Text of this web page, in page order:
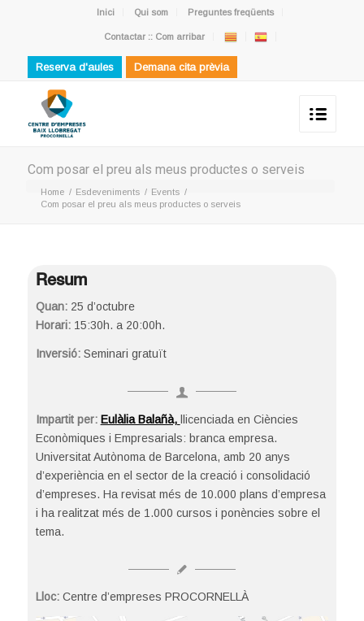
Inici Qui som Preguntes freqüents
Contactar :: Com arribar
Reserva d'aules Demana cita prèvia
Com posar el preu als meus productes o serveis
Home / Esdeveniments / Events /
Com posar el preu als meus productes o serveis
Resum
Quan:25 d’octubre
Horari:15:30h. a 20:00h.
Inversió: Seminari gratuït
Impartit per: Eulàlia Balañà, llicenciada en Ciències
Econòmiques i Empresarials: branca empresa.
Universitat Autònoma de Barcelona, amb 20 anys
d’experiència en el sector de la creació i consolidació
d’empreses. Ha revisat més de 10.000 plans d’empresa
i ha realitzat més de 1.000 cursos i ponències sobre el
tema.
Lloc:Centre d’empreses PROCORNELLÀ